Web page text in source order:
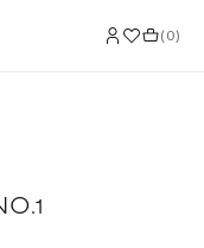
(0)